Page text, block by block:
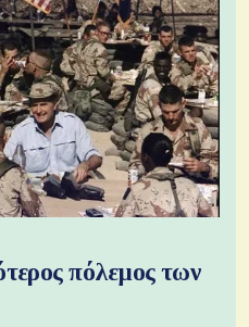
πόλεμος των